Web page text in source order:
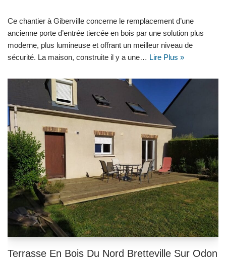
Ce chantier à Giberville concerne le remplacement d’une
ancienne porte d’entrée tiercée en bois par une solution plus
moderne, plus lumineuse et offrant un meilleur niveau de
sécurité. La maison, construite il y a une… Lire Plus »
Terrasse En Bois Du Nord Bretteville Sur Odon